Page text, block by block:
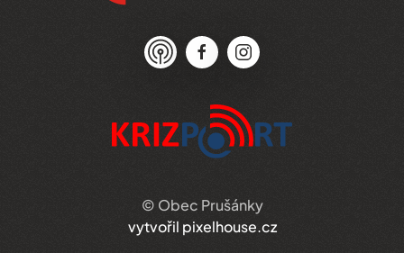
© Obec Prušánky
vytvořil pixelhouse.cz